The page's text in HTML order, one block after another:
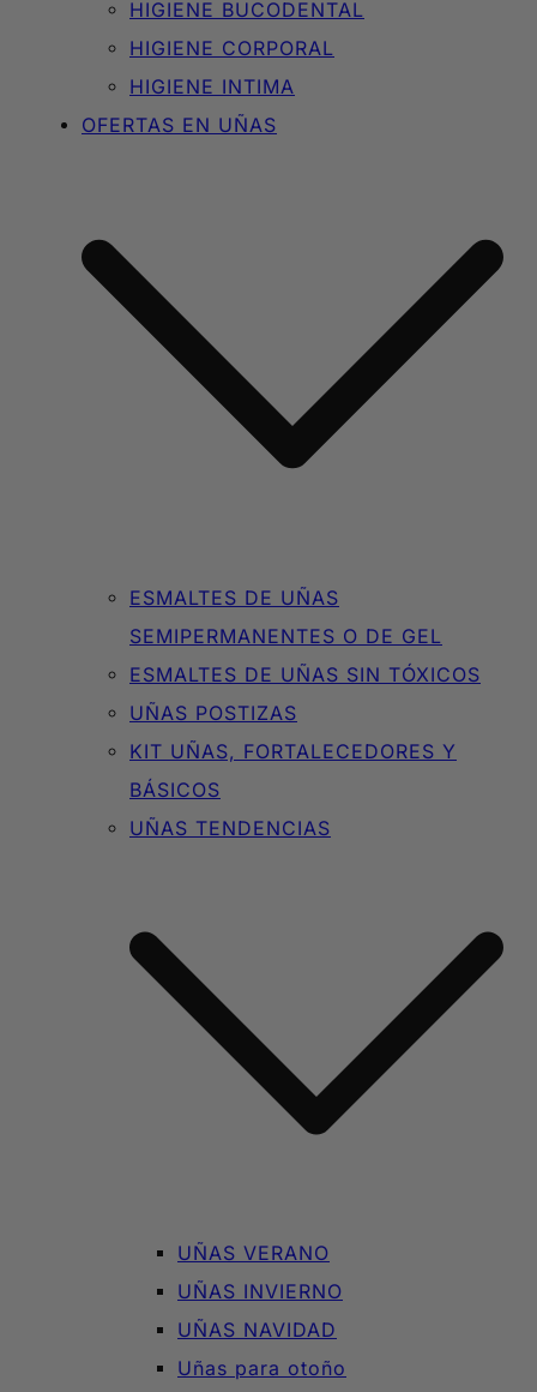
HIGIENE BUCODENTAL
HIGIENE CORPORAL
HIGIENE INTIMA
OFERTAS EN UÑAS
ESMALTES DE UÑAS
SEMIPERMANENTES O DE GEL
ESMALTES DE UÑAS SIN TÓXICOS
UÑAS POSTIZAS
KIT UÑAS, FORTALECEDORES Y
BÁSICOS
UÑAS TENDENCIAS
UÑAS VERANO
UÑAS INVIERNO
UÑAS NAVIDAD
Uñas para otoño